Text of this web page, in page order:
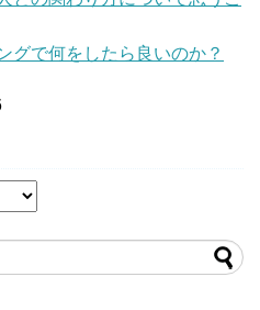
グで何をしたら良いのか？